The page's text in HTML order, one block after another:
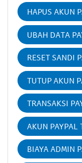
HAPUS AKUN
UBAH DATA
RESET SANDI
TUTUP AKUN
TRANSAKSI
AKUN PAYPAL
BIAYA ADMIN